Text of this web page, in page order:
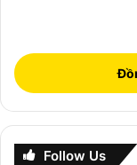
Follow Us